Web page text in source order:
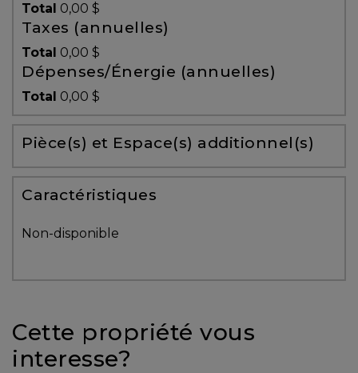
ACHAT
Alerte
immobilière
Avec
un
courtier
vous
protégé!
outils
pour
Total 0,00 $
Taxes (annuelles)
Total 0,00 $
Dépenses/Énergie (annuelles)
Total 0,00 $
Pièce(s) et Espace(s) additionnel(s)
Caractéristiques
Non-disponible
Cette propriété vous
interesse?